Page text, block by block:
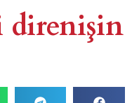
direnişin